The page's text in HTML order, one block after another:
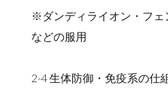
※ダンディライオン・フェ
などの服用
2-4 生体防御・免疫系の仕